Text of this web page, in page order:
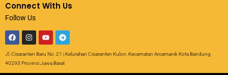
Connect With Us
Follow Us
Jl. Cisaranten Baru No. 21 | Kelurahan Cisaranten Kulon, Kecamatan Arcamanik Kota Bandung
40293 Provinsi Jawa Barat